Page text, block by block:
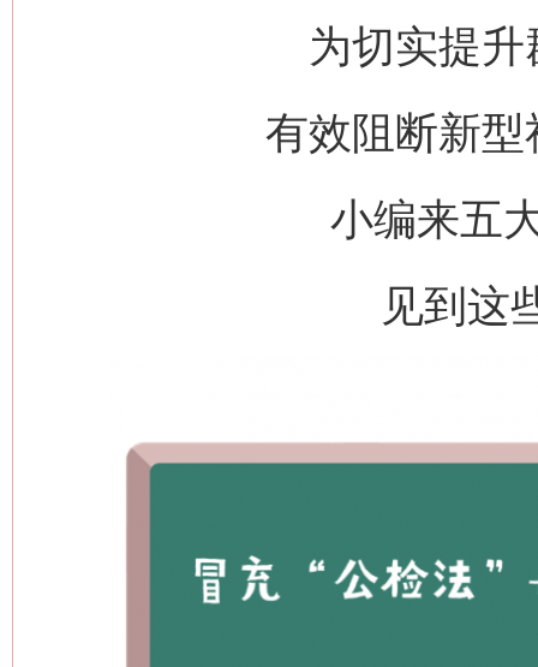
为切实提
有效阻断新
小编来五
见到这